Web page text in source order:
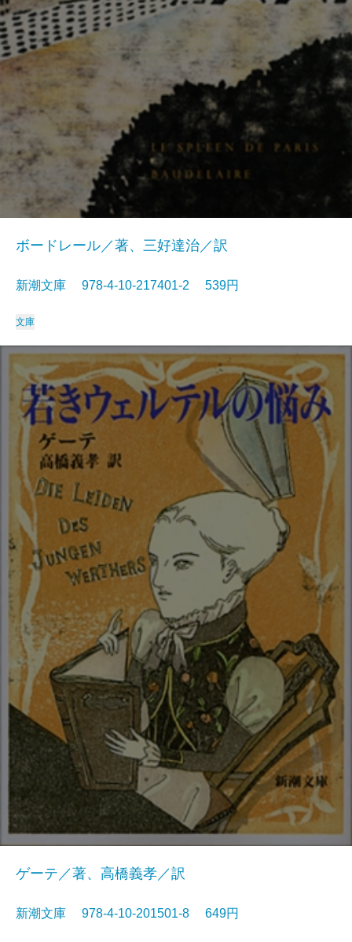
ボードレール／著、三好達治／訳
新潮文庫 978-4-10-217401-2 539円
文庫
ゲーテ／著、高橋義孝／訳
新潮文庫 978-4-10-201501-8 649円